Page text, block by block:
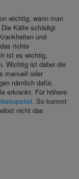
wichtig, wann man
Kälte schädigt
und
richte
ist es wichtig,
Wichtig ist dabei die
manuell oder
nämlich dafür,
erkrankt. Für höhere
. So kommt
nicht das